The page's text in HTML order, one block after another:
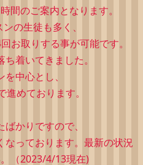
間のご案内となります。
の生徒も多く、
お取りする事が可能です。
着いてきました。
中心とし、
めております。
かりですので、
っております。最新の状況
（2023/4/13現在)